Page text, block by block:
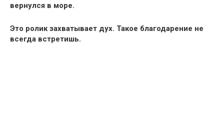
вернулся в море.
Это ролик захватывает дух. Такое благодарение не
всегда встретишь.